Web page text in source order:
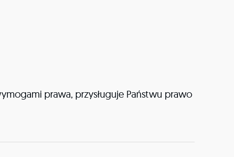
prawa, przysługuje Państwu prawo